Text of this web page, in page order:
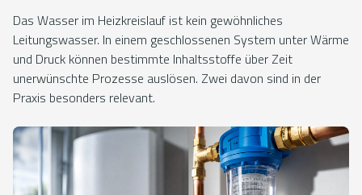
Das Wasser im Heizkreislauf ist kein gewöhnliches
Leitungswasser. In einem geschlossenen System unter Wärme
und Druck können bestimmte Inhaltsstoffe über Zeit
unerwünschte Prozesse auslösen. Zwei davon sind in der
Praxis besonders relevant.